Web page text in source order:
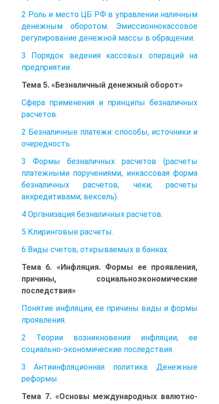
2 Роль и место ЦБ РФ в управлении наличным
денежным оборотом. Эмиссионнокассовое
регулирование денежной массы в обращении.
3 Порядок ведения кассовых операций на
предприятии.
Тема 5. «Безналичный денежный оборот»
Сфера применения и принципы безналичных
расчетов.
2 Безналичные платежи: способы, источники и
очередность.
3 Формы безналичных расчетов (расчеты
платежными поручениями, инкассовая форма
безналичных расчетов; чеки; расчеты
аккредитивами; вексель).
4 Организация безналичных расчетов.
5 Клиринговые расчеты.
6 Виды счетов, открываемых в банках.
Тема 6. «Инфляция. Формы ее проявления,
причины, социальноэкономические
последствия»
Понятие инфляции, ее причины виды и формы
проявления.
2 Теории возникновения инфляции, ее
социально-экономические последствия.
3 Антиинфляционная политика. Денежные
реформы.
Тема 7. «Основы международных валютно-